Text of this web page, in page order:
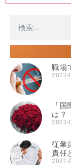
職場
2023-
「
は？
2023-
従業
責任
2021-